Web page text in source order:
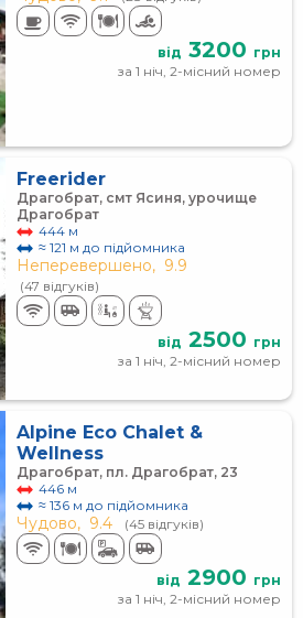
від 3200 грн
за 1 ніч, 2-місний номер
Freerider
Драгобрат, смт Ясиня, урочище
Драгобрат
444 м
≈ 121 м до підйомника
Неперевершено, 9.9
(47 відгуків)
від 2500 грн
за 1 ніч, 2-місний номер
Alpine Eco Chalet &
Wellness
Драгобрат, пл. Драгобрат, 23
446 м
≈ 136 м до підйомника
Чудово, 9.4 (45 відгуків)
від 2900 грн
за 1 ніч, 2-місний номер